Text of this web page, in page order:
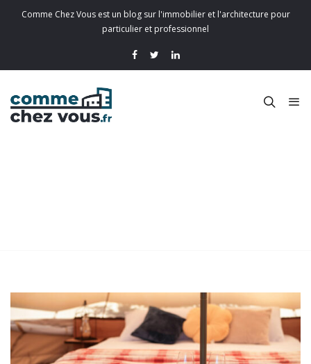
Comme Chez Vous est un blog sur l'immobilier et l'architecture pour
particulier et professionnel